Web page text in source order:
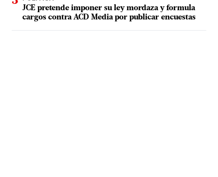
JCE pretende imponer su ley mordaza y formula
cargos contra ACD Media por publicar encuestas